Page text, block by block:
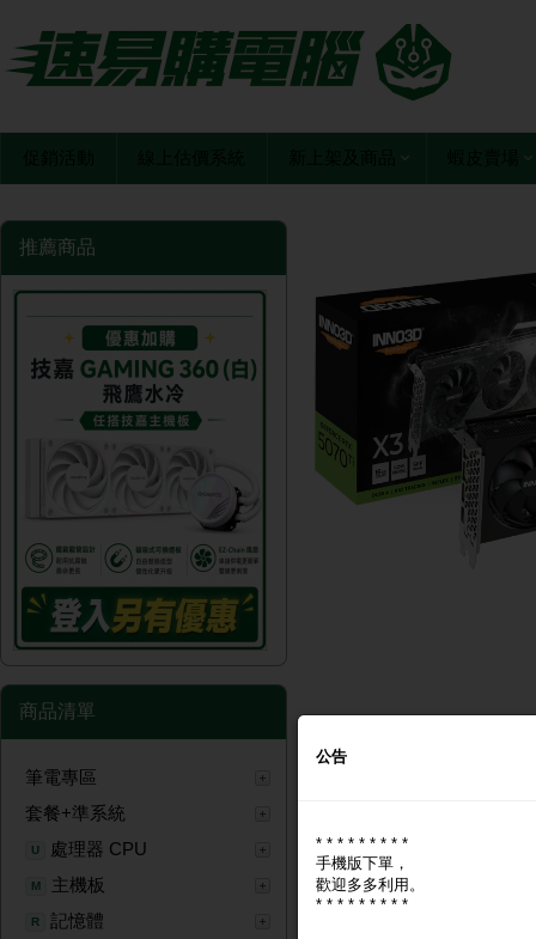
推薦商品
商品清單
筆電專區
套餐+準系統
U 處理器 CPU
M 主機板
R 記憶體
商品圖片
公告
* * * * * * * * *
手機版下單，
歡迎多多利用。
* * * * * * * * *